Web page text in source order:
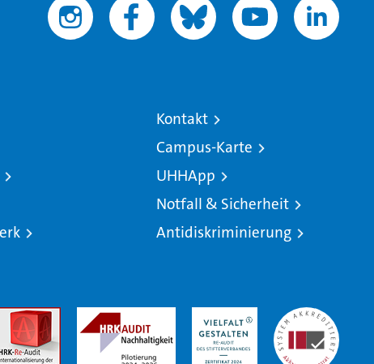
Kontakt
Campus-Karte
UHHApp
Notfall & Sicherheit
Antidiskriminierung